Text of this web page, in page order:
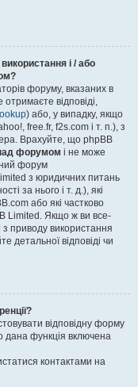
і / або
форуму, вказаних в
відповіді,
) або, у випадку, якщо
free.fr, f2s.com і т. п.), з
Врахуйте, що phpBB
форумом і не може
форум
з юридичних питань
за нього і т. д.), які
або які частково
Limited. Якщо ж ви все-
приводу використання
детальної відповіді чи
відповідну форму
дана функція включена
контактами на